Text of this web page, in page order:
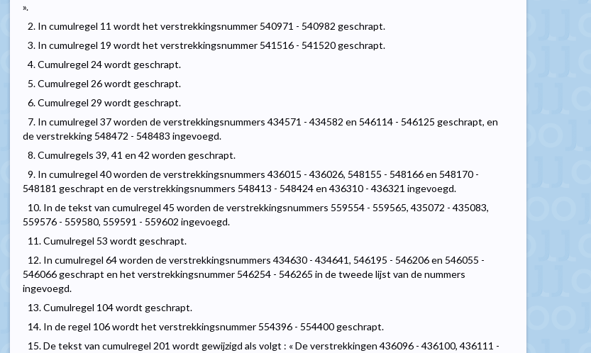
».
2. In cumulregel 11 wordt het verstrekkingsnummer 540971 - 540982 geschrapt.
3. In cumulregel 19 wordt het verstrekkingsnummer 541516 - 541520 geschrapt.
4. Cumulregel 24 wordt geschrapt.
5. Cumulregel 26 wordt geschrapt.
6. Cumulregel 29 wordt geschrapt.
7. In cumulregel 37 worden de verstrekkingsnummers 434571 - 434582 en 546114 - 546125 geschrapt, en
de verstrekking 548472 - 548483 ingevoegd.
8. Cumulregels 39, 41 en 42 worden geschrapt.
9. In cumulregel 40 worden de verstrekkingsnummers 436015 - 436026, 548155 - 548166 en 548170 -
548181 geschrapt en de verstrekkingsnummers 548413 - 548424 en 436310 - 436321 ingevoegd.
10. In de tekst van cumulregel 45 worden de verstrekkingsnummers 559554 - 559565, 435072 - 435083,
559576 - 559580, 559591 - 559602 ingevoegd.
11. Cumulregel 53 wordt geschrapt.
12. In cumulregel 64 worden de verstrekkingsnummers 434630 - 434641, 546195 - 546206 en 546055 -
546066 geschrapt en het verstrekkingsnummer 546254 - 546265 in de tweede lijst van de nummers
ingevoegd.
13. Cumulregel 104 wordt geschrapt.
14. In de regel 106 wordt het verstrekkingsnummer 554396 - 554400 geschrapt.
15. De tekst van cumulregel 201 wordt gewijzigd als volgt : « De verstrekkingen 436096 - 436100, 436111 -